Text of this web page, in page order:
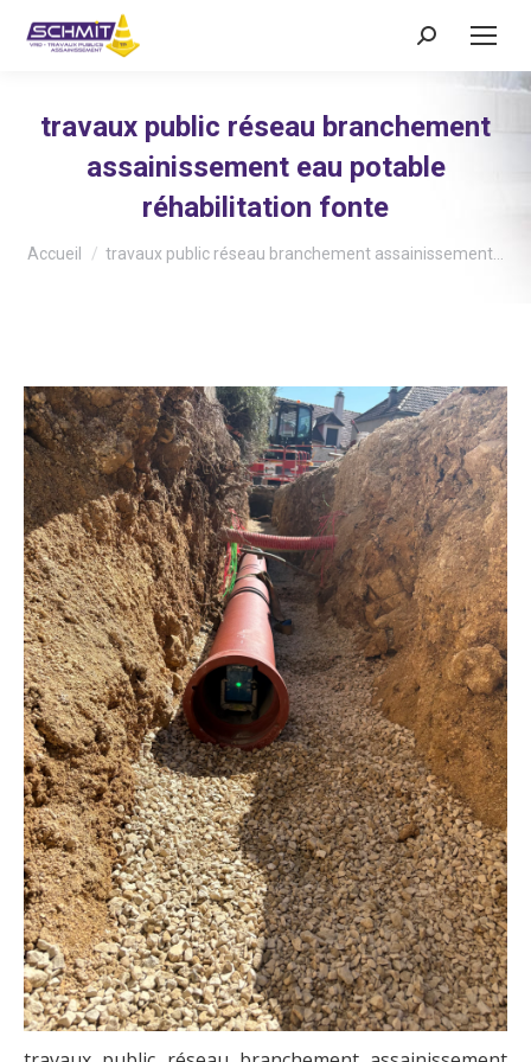
Recherche
travaux public réseau branchement
assainissement eau potable
réhabilitation fonte
Vous êtes ici :
Accueil travaux public réseau branchement assainissement…